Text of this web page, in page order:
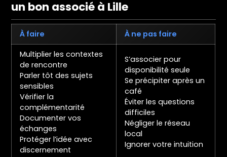
un bon associé à Lille
À faire
À ne pas faire
Multiplier les contextes
de rencontre
Parler tôt des sujets
sensibles
Vérifier la
complémentarité
Documenter vos
échanges
Protéger l’idée avec
discernement
S’associer pour
disponibilité seule
Se précipiter après un
café
Éviter les questions
difficiles
Négliger le réseau
local
Ignorer votre intuition